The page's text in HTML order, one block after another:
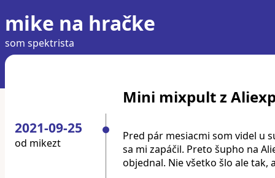
mike na hračke
som spektrista
Mini mixpult z
2021-09-25
od mikezt
Pred pár mesiacmi som videl u
sa mi zapáčil. Preto šupho na
objednal. Nie všetko šlo ale tak,